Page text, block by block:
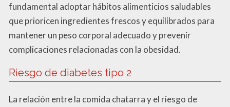
fundamental adoptar hábitos alimenticios saludables
que prioricen ingredientes frescos y equilibrados para
mantener un peso corporal adecuado y prevenir
complicaciones relacionadas con la obesidad.
Riesgo de diabetes tipo 2
La relación entre la comida chatarra y el riesgo de